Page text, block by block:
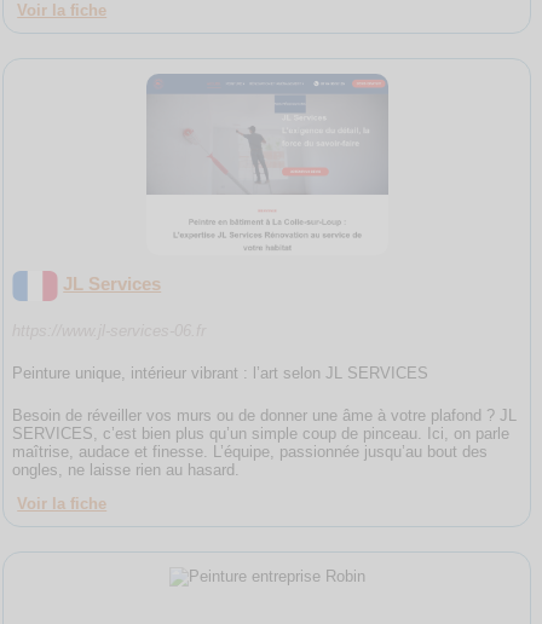
Voir la fiche
JL Services
Peinture unique, intérieur vibrant : l’art selon JL SERVICES
Besoin de réveiller vos murs ou de donner une âme à votre plafond ? JL
SERVICES, c’est bien plus qu’un simple coup de pinceau. Ici, on parle
maîtrise, audace et finesse. L’équipe, passionnée jusqu’au bout des
ongles, ne laisse rien au hasard.
Voir la fiche